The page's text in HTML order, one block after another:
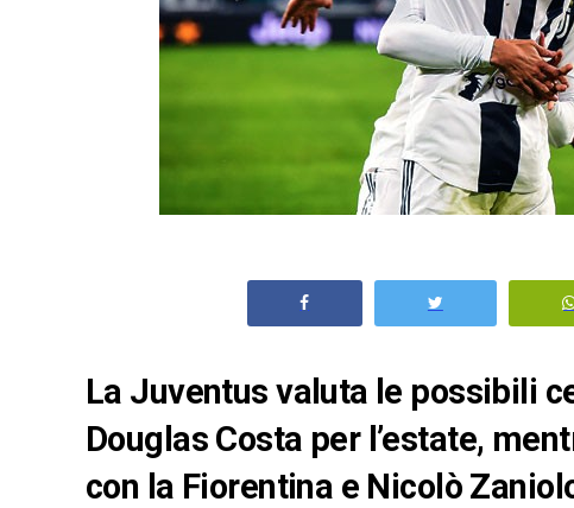
La Juventus valuta le possibili
Douglas Costa per l’estate,
con la Fiorentina e Nicolò